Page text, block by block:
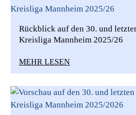
Rückblick auf den 30. und
Kreisliga Mannheim 2025/26
MEHR LESEN